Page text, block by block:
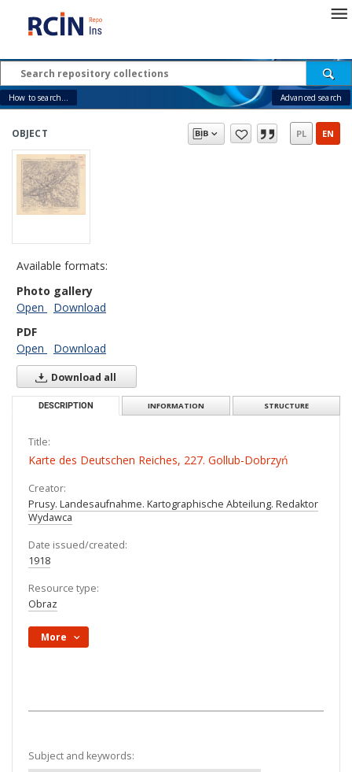
How to search... Advanced search
OBJECT PL EN
Available formats:
Photo gallery
Open
Download
PDF
Open
Download
Download all
DESCRIPTION INFORMATION STRUCTURE
Title:
Karte des Deutschen Reiches, 227. Gollub-Dobrzyń
Creator:
Prusy. Landesaufnahme. Kartographische Abteilung. Redaktor
Wydawca
Date issued/created:
1918
Resource type:
Obraz
More
Subject and keywords: